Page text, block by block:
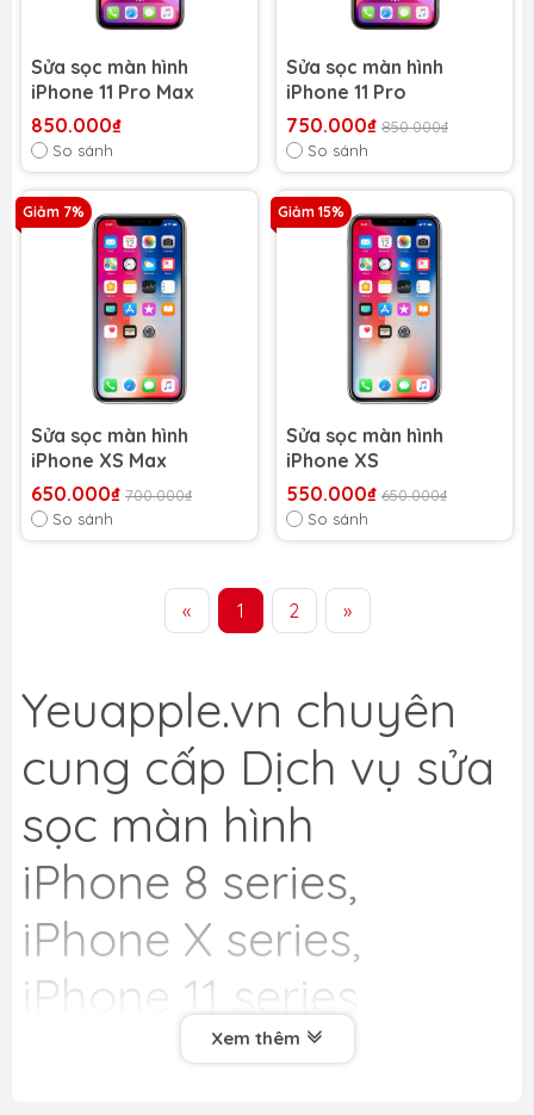
Sửa sọc màn hình
iPhone 11 Pro Max
850.000₫
So sánh
Sửa sọc màn hình
iPhone 11 Pro
750.000₫ 850.000₫
So sánh
Giảm 7%
Sửa sọc màn hình
iPhone XS Max
650.000₫ 700.000₫
So sánh
Giảm 15%
Sửa sọc màn hình
iPhone XS
550.000₫ 650.000₫
So sánh
« 1 2 »
Yeuapple.vn chuyên
cung cấp Dịch vụ sửa
sọc màn hình
iPhone 8 series,
iPhone X series,
iPhone 11 series,
iPhone 12 series,
Xem thêm